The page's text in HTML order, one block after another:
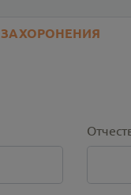
ЗАХОРОНЕНИЯ